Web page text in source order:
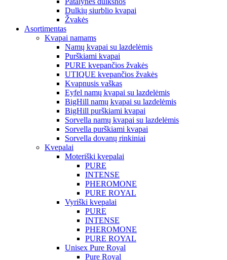
Dulkių siurblio kvapai
Žvakės
Asortimentas
Kvapai namams
Namų kvapai su lazdelėmis
Purškiami kvapai
PURE kvepančios žvakės
UTIQUE kvepančios žvakės
Kvapnusis vaškas
Eyfel namų kvapai su lazdelėmis
BigHill namų kvapai su lazdelėmis
BigHill purškiami kvapai
Sorvella namų kvapai su lazdelėmis
Sorvella purškiami kvapai
Sorvella dovanų rinkiniai
Kvepalai
Moteriški kvepalai
PURE
INTENSE
PHEROMONE
PURE ROYAL
Vyriški kvepalai
PURE
INTENSE
PHEROMONE
PURE ROYAL
Unisex Pure Royal
Pure Royal